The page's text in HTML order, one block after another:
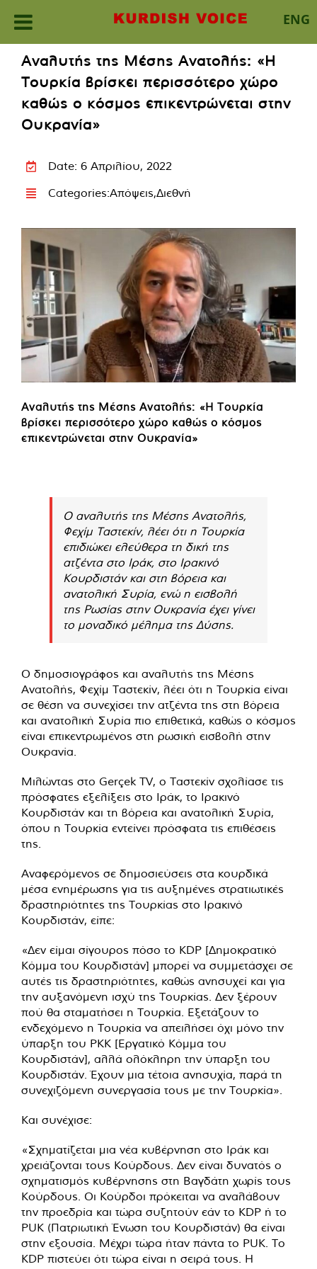
ENG
content
Αναλυτής της Μέσης Ανατολής: «Η
Τουρκία βρίσκει περισσότερο χώρο
καθώς ο κόσμος επικεντρώνεται στην
Ουκρανία»
Date: 6 Απριλίου, 2022
Categories:Απόψεις,Διεθνή
Αναλυτής της Μέσης Ανατολής: «Η Τουρκία
βρίσκει περισσότερο χώρο καθώς ο κόσμος
επικεντρώνεται στην Ουκρανία»
Ο αναλυτής της Μέσης Ανατολής,
Φεχίμ Ταστεκίν, λέει ότι η Τουρκία
επιδιώκει ελεύθερα τη δική της
ατζέντα στο Ιράκ, στο Ιρακινό
Κουρδιστάν και στη βόρεια και
ανατολική Συρία, ενώ η εισβολή
της Ρωσίας στην Ουκρανία έχει γίνει
το μοναδικό μέλημα της Δύσης.
Ο δημοσιογράφος και αναλυτής της Μέσης
Ανατολής, Φεχίμ Ταστεκίν, λέει ότι η Τουρκία είναι
σε θέση να συνεχίσει την ατζέντα της στη βόρεια
και ανατολική Συρία πιο επιθετικά, καθώς ο κόσμος
είναι επικεντρωμένος στη ρωσική εισβολή στην
Ουκρανία.
Μιλώντας στο Gerçek TV, ο Ταστεκίν σχολίασε τις
πρόσφατες εξελίξεις στο Ιράκ, το Ιρακινό
Κουρδιστάν και τη βόρεια και ανατολική Συρία,
όπου η Τουρκία εντείνει πρόσφατα τις επιθέσεις
της.
Αναφερόμενος σε δημοσιεύσεις στα κουρδικά
μέσα ενημέρωσης για τις αυξημένες στρατιωτικές
δραστηριότητες της Τουρκίας στο Ιρακινό
Κουρδιστάν, είπε:
«Δεν είμαι σίγουρος πόσο το KDP [Δημοκρατικό
Κόμμα του Κουρδιστάν] μπορεί να συμμετάσχει σε
αυτές τις δραστηριότητες, καθώς ανησυχεί και για
την αυξανόμενη ισχύ της Τουρκίας. Δεν ξέρουν
πού θα σταματήσει η Τουρκία. Εξετάζουν το
ενδεχόμενο η Τουρκία να απειλήσει όχι μόνο την
ύπαρξη του PKK [Εργατικό Κόμμα του
Κουρδιστάν], αλλά ολόκληρη την ύπαρξη του
Κουρδιστάν. Έχουν μια τέτοια ανησυχία, παρά τη
συνεχιζόμενη συνεργασία τους με την Τουρκία».
Και συνέχισε:
«Σχηματίζεται μια νέα κυβέρνηση στο Ιράκ και
χρειάζονται τους Κούρδους. Δεν είναι δυνατός ο
σχηματισμός κυβέρνησης στη Βαγδάτη χωρίς τους
Κούρδους. Οι Κούρδοι πρόκειται να αναλάβουν
την προεδρία και τώρα συζητούν εάν το KDP ή το
PUK (Πατριωτική Ένωση του Κουρδιστάν) θα είναι
στην εξουσία. Μέχρι τώρα ήταν πάντα το PUK. Το
KDP πιστεύει ότι τώρα είναι η σειρά τους. Η